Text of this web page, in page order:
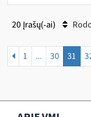
20 Įrašų(-ai)
1 ... 30 31